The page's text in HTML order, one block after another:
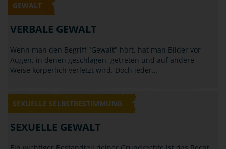
„Wenn du deinen Ausbildungsplatz behalten willst, darf ich
deine…
GEWALT
VERBALE GEWALT
Wenn man den Begriff "Gewalt" hört, hat man Bilder vor
Augen, in denen geschlagen, getreten und auf andere
Weise körperlich verletzt wird. Doch jeder…
SEXUELLE SELBSTBESTIMMUNG